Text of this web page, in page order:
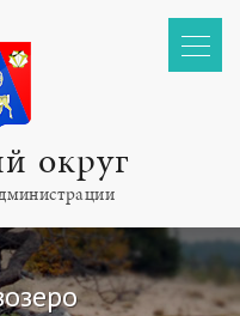
округ